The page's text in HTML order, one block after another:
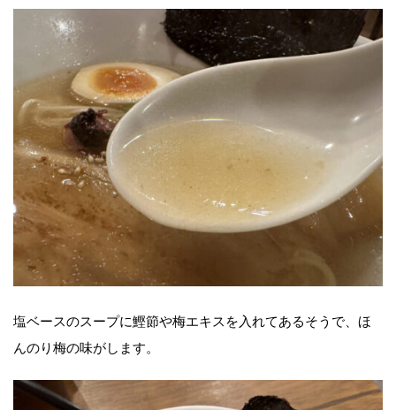
塩ベースのスープに鰹節や梅エキスを入れてあるそうで、ほ
んのり梅の味がします。